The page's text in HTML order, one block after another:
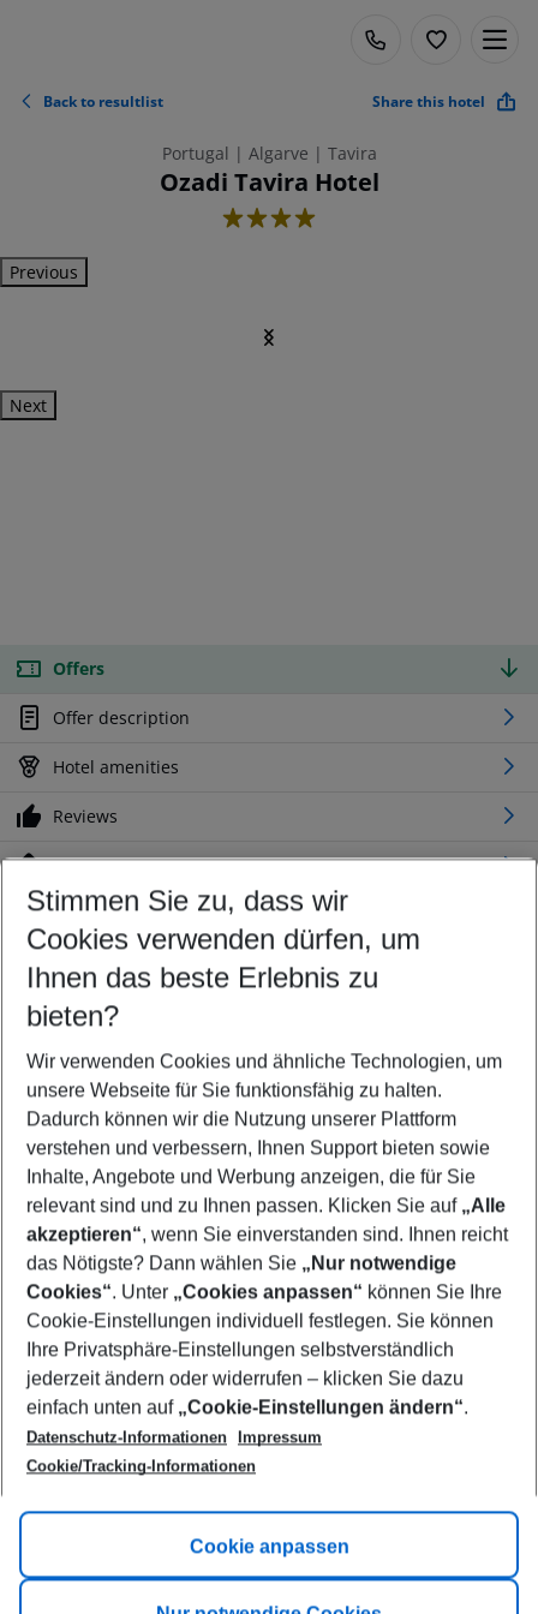
Back to resultlist Share this hotel
Portugal | Algarve | Tavira
Ozadi Tavira Hotel
4
Previous
Next
Offers
Offer description
Hotel amenities
Reviews
Location
Customize your offer
Find the perfect deal which suits your best
Your departure airport
Any airport
Select your date range
11/08/26–09/08/27 5-8 nights
Who will travel
2 adults No children
Show more filter
Footer
Footer navigation
Title A
Link A
Stimmen Sie zu, dass wir
Cookies verwenden dürfen, um
Ihnen das beste Erlebnis zu
bieten?
Wir verwenden Cookies und ähnliche Technologien, um
unsere Webseite für Sie funktionsfähig zu halten.
Dadurch können wir die Nutzung unserer Plattform
verstehen und verbessern, Ihnen Support bieten sowie
Inhalte, Angebote und Werbung anzeigen, die für Sie
relevant sind und zu Ihnen passen. Klicken Sie auf „Alle
akzeptieren“, wenn Sie einverstanden sind. Ihnen reicht
das Nötigste? Dann wählen Sie „Nur notwendige
Cookies“. Unter „Cookies anpassen“ können Sie Ihre
Cookie-Einstellungen individuell festlegen. Sie können
Ihre Privatsphäre-Einstellungen selbstverständlich
jederzeit ändern oder widerrufen – klicken Sie dazu
einfach unten auf „Cookie-Einstellungen ändern“.
Datenschutz-Informationen
Impressum
Cookie/Tracking-Informationen
Cookie anpassen